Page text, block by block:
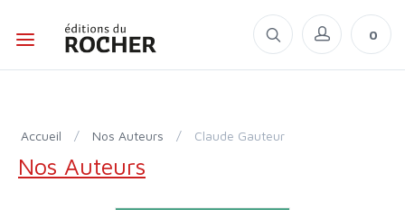
0
Accueil / Nos Auteurs / Claude Gauteur
Nos Auteurs